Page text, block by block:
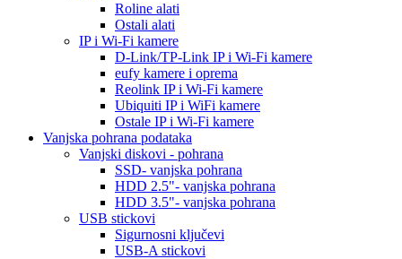
Roline alati
Ostali alati
IP i Wi-Fi kamere
D-Link/TP-Link IP i Wi-Fi kamere
eufy kamere i oprema
Reolink IP i Wi-Fi kamere
Ubiquiti IP i WiFi kamere
Ostale IP i Wi-Fi kamere
Vanjska pohrana podataka
Vanjski diskovi - pohrana
SSD- vanjska pohrana
HDD 2.5"- vanjska pohrana
HDD 3.5"- vanjska pohrana
USB stickovi
Sigurnosni ključevi
USB-A stickovi